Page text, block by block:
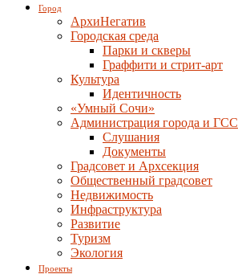
Город
АрхиНегатив
Городская среда
Парки и скверы
Граффити и стрит-арт
Культура
Идентичность
«Умный Сочи»
Администрация города и ГСС
Слушания
Документы
Градсовет и Архсекция
Общественный градсовет
Недвижимость
Инфраструктура
Развитие
Туризм
Экология
Проекты